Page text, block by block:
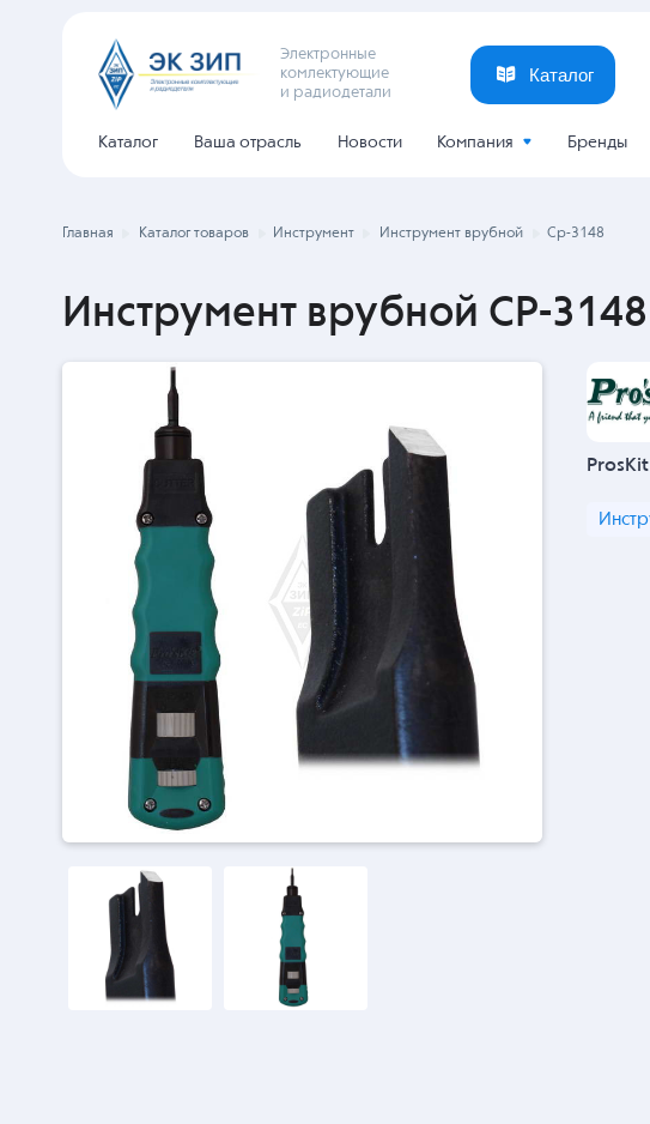
Электронные
комлектующие
и радиодетали
Каталог
Каталог Ваша отрасль Новости Компания Бренды
Главная Каталог товаров Инструмент Инструмент врубной Cp-3148
Инструмент врубной CP-
ProsKit